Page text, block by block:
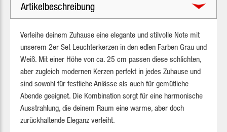
Artikelbeschreibung
Verleihe deinem Zuhause eine elegante und stilvolle Note mit
unserem 2er Set Leuchterkerzen in den edlen Farben Grau und
Weiß. Mit einer Höhe von ca. 25 cm passen diese schlichten,
aber zugleich modernen Kerzen perfekt in jedes Zuhause und
sind sowohl für festliche Anlässe als auch für gemütliche
Abende geeignet. Die Kombination sorgt für eine harmonische
Ausstrahlung, die deinem Raum eine warme, aber doch
zurückhaltende Eleganz verleiht.